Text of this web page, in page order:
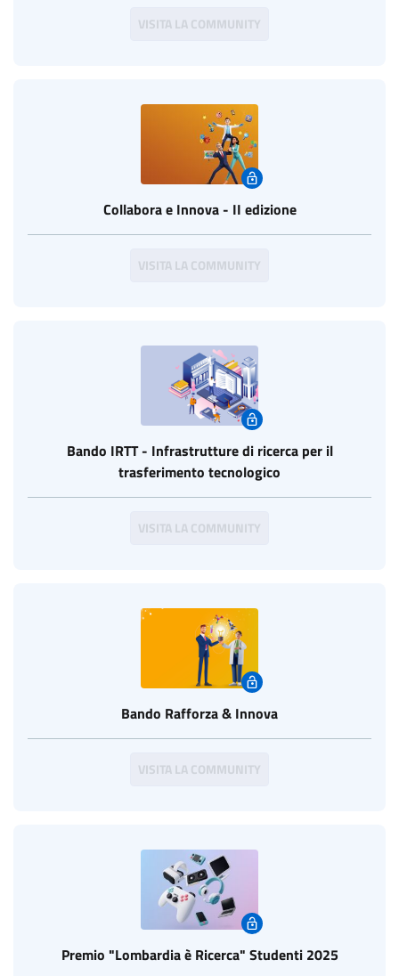
VISITA LA COMMUNITY
Collabora e Innova - II edizione
VISITA LA COMMUNITY
Bando IRTT - Infrastrutture di ricerca per il
trasferimento tecnologico
VISITA LA COMMUNITY
Bando Rafforza & Innova
VISITA LA COMMUNITY
Premio "Lombardia è Ricerca" Studenti 2025